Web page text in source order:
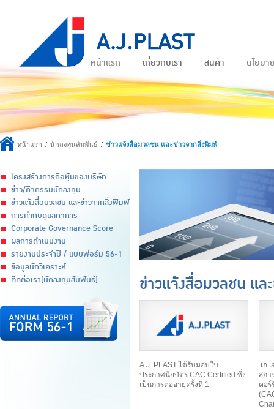
หน้าแรก เกี่ยวกับเรา สินค้า นโยบา
หน้าแรก นักลงทุนสัมพันธ์ ข่าวแจ้งสื่อมวลชน และข่าวจากสิ่งพิมพ์
โครงสร้างการถือหุ้นของบริษัท
ข่าว/กิจกรรมนักลงทุน
ข่าวแจ้งสื่อมวลชน และข่าวจากสิ่งพิมพ์
การกำกับดูแลกิจการ
Corporate Governance Score
ผลการดำเนินงาน
รายงานประจำปี / แบบฟอร์ม 56-1
ข้อมูลนักวิเคราะห์
ติดต่อเรา(นักลงทุนสัมพันธ์)
ข่าวแจ้งสื่อมวลชน แ
A.J. PLAST ได้รับมอบใบ
ประกาศนียบัตร CAC Certified ซึ่ง
เป็นการต่ออายุครั้งที 1
เอ.
สถา
คอร์